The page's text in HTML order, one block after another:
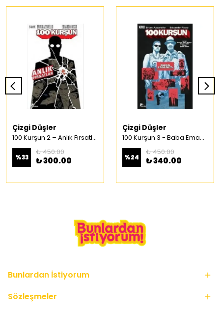
Çizgi Düşler
100 Kurşun 2 – Anlık Fırsatlar Türkçe Çizgi Roman
%33
₺ 450.00
₺ 300.00
Çizgi Düşler
100 Kurşun 3 - Baba Emaneti Türkçe Çizgi Roman
%24
₺ 450.00
₺ 340.00
Bunlardan İstiyorum
Sözleşmeler